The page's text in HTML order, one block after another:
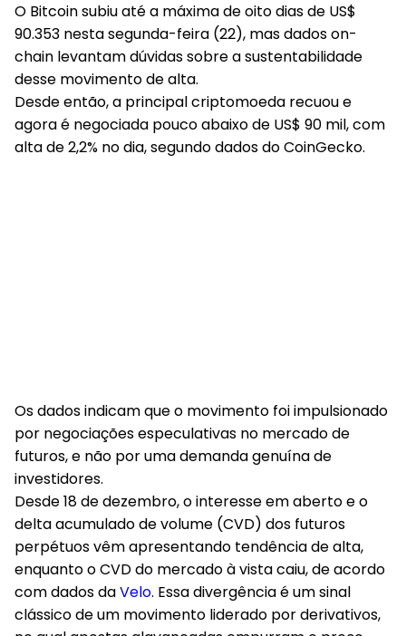
O Bitcoin subiu até a máxima de oito dias de US$
90.353 nesta segunda-feira (22), mas dados on-
chain levantam dúvidas sobre a sustentabilidade
desse movimento de alta.
Desde então, a principal criptomoeda recuou e
agora é negociada pouco abaixo de US$ 90 mil, com
alta de 2,2% no dia, segundo dados do CoinGecko.
Os dados indicam que o movimento foi impulsionado
por negociações especulativas no mercado de
futuros, e não por uma demanda genuína de
investidores.
Desde 18 de dezembro, o interesse em aberto e o
delta acumulado de volume (CVD) dos futuros
perpétuos vêm apresentando tendência de alta,
enquanto o CVD do mercado à vista caiu, de acordo
com dados daVelo. Essa divergência é um sinal
clássico de um movimento liderado por derivativos,